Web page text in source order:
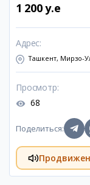
1 200 y.e
Адрес:
Ташкент, Мирзо-
Просмотр:
68
Поделиться: